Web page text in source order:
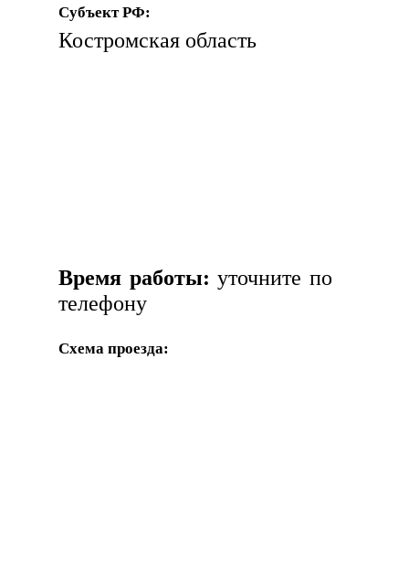
Субъект РФ:
Костромская область
Время работы: уточните по
телефону
Схема проезда: